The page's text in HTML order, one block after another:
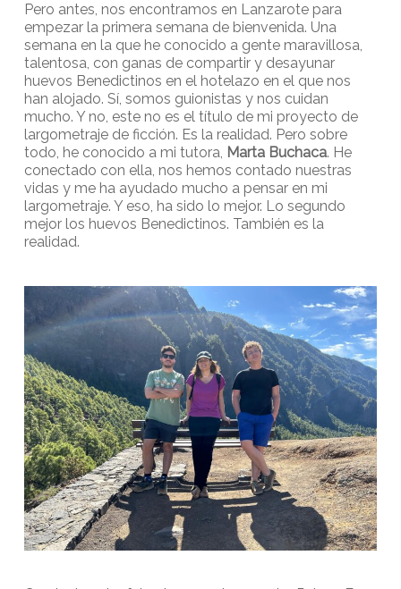
Pero antes, nos encontramos en Lanzarote para
empezar la primera semana de bienvenida. Una
semana en la que he conocido a gente maravillosa,
talentosa, con ganas de compartir y desayunar
huevos Benedictinos en el hotelazo en el que nos
han alojado. Sí, somos guionistas y nos cuidan
mucho. Y no, este no es el título de mi proyecto de
largometraje de ficción. Es la realidad. Pero sobre
todo, he conocido a mi tutora, Marta Buchaca. He
conectado con ella, nos hemos contado nuestras
vidas y me ha ayudado mucho a pensar en mi
largometraje. Y eso, ha sido lo mejor. Lo segundo
mejor los huevos Benedictinos. También es la
realidad.